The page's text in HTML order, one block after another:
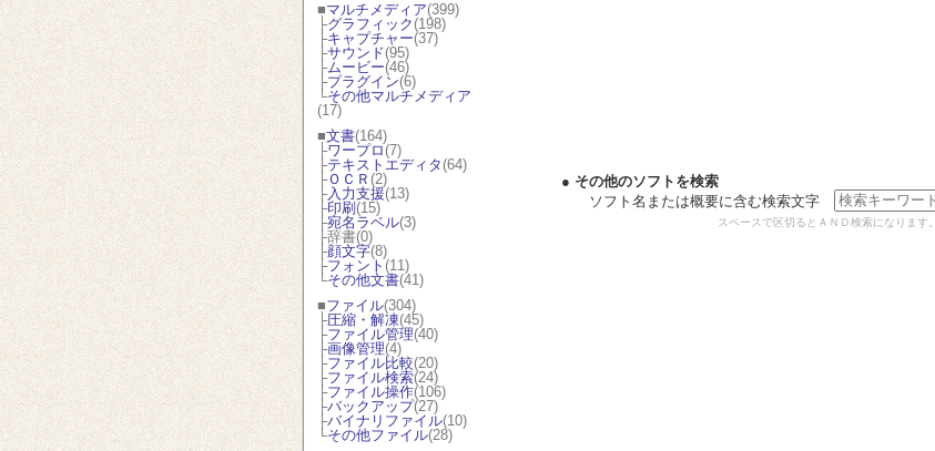
■マルチメディア(399)
├グラフィック (198)
├キャプチャー(37)
├サウンド(95)
├ムービー(46)
├プラグイン(6)
└その他マルチメディア
(17)
■文書(164)
├ワープロ (7)
├テキストエディタ (64)
├ＯＣＲ (2)
├入力支援(13)
├印刷 (15)
├宛名ラベル(3)
├辞書(0)
├顔文字(8)
├フォント (11)
└その他文書(41)
■ファイル(304)
├圧縮・解凍(45)
├ファイル管理(40)
├画像管理(4)
├ファイル比較(20)
├ファイル検索(24)
├ファイル操作(106)
├バックアップ(27)
├バイナリファイル(10)
└その他ファイル(28)
● その他のソフトを検索
ソフト名または概要に含む検索文字
スペースで区切るとＡＮＤ検索になります。